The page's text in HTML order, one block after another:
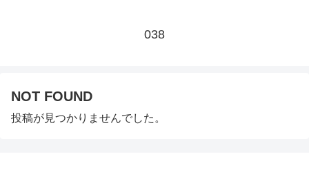
038
NOT FOUND
投稿が見つかりませんでした。